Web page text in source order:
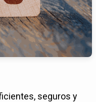
seguros y